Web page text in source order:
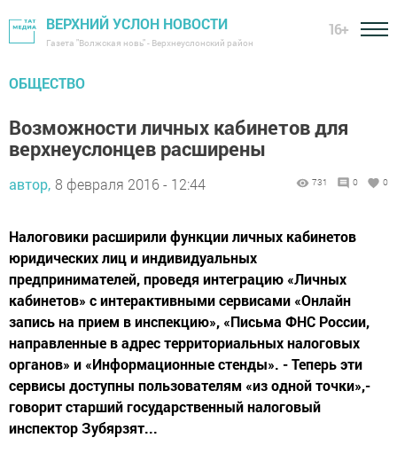
ВЕРХНИЙ УСЛОН НОВОСТИ
Газета "Волжская новь" - Верхнеуслонский район
16+
ОБЩЕСТВО
Возможности личных кабинетов для
верхнеуслонцев расширены
автор, 8 февраля 2016 - 12:44 731 0 0
Налоговики расширили функции личных кабинетов
юридических лиц и индивидуальных
предпринимателей, проведя интеграцию «Личных
кабинетов» с интерактивными сервисами «Онлайн
запись на прием в инспекцию», «Письма ФНС России,
направленные в адрес территориальных налоговых
органов» и «Информационные стенды». - Теперь эти
сервисы доступны пользователям «из одной точки»,-
говорит старший государственный налоговый
инспектор Зубярзят...